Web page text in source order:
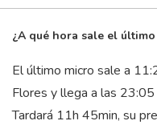
¿A qué hora sale el
El último micro sale a
Flores y llega a las 23:05
Tardará 11h 45min, su